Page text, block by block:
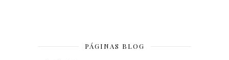
PÁGINAS BLOG